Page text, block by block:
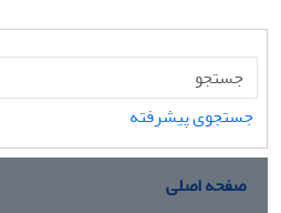
جستجوی پیشرفته
صفحه اصلی